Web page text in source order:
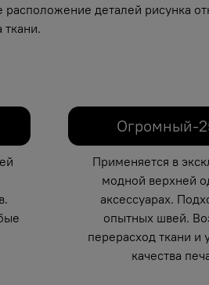
деталей рисунка
Огромный-
Применяется в
модной верхней
аксессуарах.
опытных швей.
перерасход ткани и
качества